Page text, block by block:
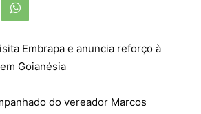
Embrapa e anuncia reforço à
Goianésia
do vereador Marcos